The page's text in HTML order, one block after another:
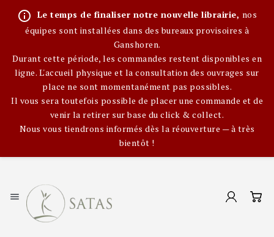
info_outline Le temps de finaliser notre nouvelle librairie, nos
équipes sont installées dans des bureaux provisoires à
Ganshoren.
Durant cette période, les commandes restent disponibles en
ligne. L'accueil physique et la consultation des ouvrages sur
place ne sont momentanément pas possibles.
Il vous sera toutefois possible de placer une commande et de
venir la retirer sur base du click & collect.
Nous vous tiendrons informés dès la réouverture — à très
bientôt !
